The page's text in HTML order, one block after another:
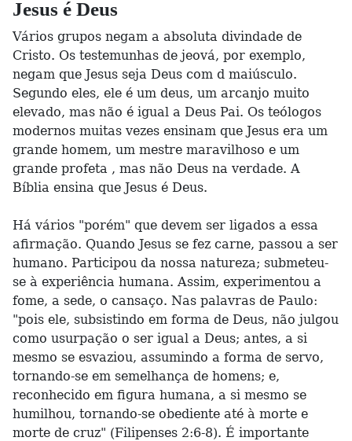
Jesus é Deus
Vários grupos negam a absoluta divindade de
Cristo. Os testemunhas de jeová, por exemplo,
negam que Jesus seja Deus com d maiúsculo.
Segundo eles, ele é um deus, um arcanjo muito
elevado, mas não é igual a Deus Pai. Os teólogos
modernos muitas vezes ensinam que Jesus era um
grande homem, um mestre maravilhoso e um
grande profeta , mas não Deus na verdade. A
Bíblia ensina que Jesus é Deus.
Há vários "porém" que devem ser ligados a essa
afirmação. Quando Jesus se fez carne, passou a ser
humano. Participou da nossa natureza; submeteu-
se à experiência humana. Assim, experimentou a
fome, a sede, o cansaço. Nas palavras de Paulo:
"pois ele, subsistindo em forma de Deus, não julgou
como usurpação o ser igual a Deus; antes, a si
mesmo se esvaziou, assumindo a forma de servo,
tornando-se em semelhança de homens; e,
reconhecido em figura humana, a si mesmo se
humilhou, tornando-se obediente até à morte e
morte de cruz" (Filipenses 2:6-8). É importante